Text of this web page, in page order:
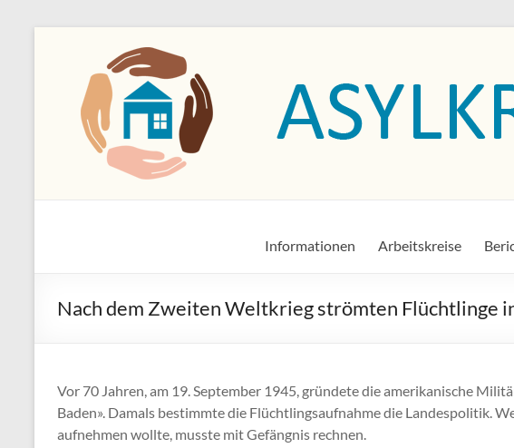
Asylkreis Dossenheim
Informationen Arbeitskreise
Nach dem Zweiten Weltkrieg strömten Flüchtlinge
Vor 70 Jahren, am 19. September 1945, gründete die amerikanische
Baden». Damals bestimmte die Flüchtlingsaufnahme die Landespolitik.
aufnehmen wollte, musste mit Gefängnis rechnen.